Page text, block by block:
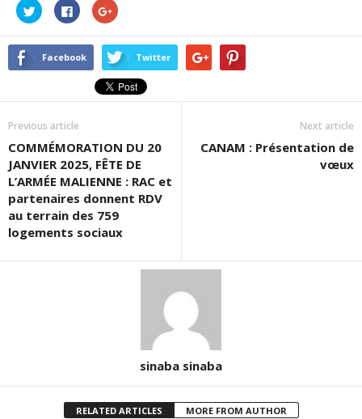
Cliquez
pour
partager
sur
Twitter(ouvre
dans
Cliquez
pour
partager
sur
Facebook(ouvre
dans
nouvelle
fenêtre)
Cliquez
pour
sur
Google+
(ouvre
dans
une
nouvelle
fenêtre)
Facebook Twitter
Previous article
COMMÉMORATION DU 20
JANVIER 2025, FÊTE DE
L’ARMÉE MALIENNE : RAC et
partenaires donnent RDV
au terrain des 759
logements sociaux
Next article
CANAM : Présentation de
vœux
sinaba sinaba
RELATED ARTICLES MORE FROM AUTHOR